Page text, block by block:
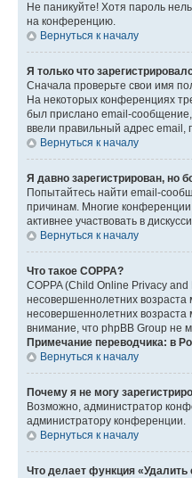
Не паникуйте! Хотя пароль
на конференцию.
Вернуться к началу
Я только что
Сначала проверьте свои имя
На некоторых конференциях
был прислано email-
ввели правильный адрес email,
Вернуться к началу
Я давно зарегистрирован, но
Попытайтесь найти email-
причинам. Многие
активнее участвовать в
Вернуться к началу
Что такое COPPA?
COPPA (Child Online Privacy
несовершеннолетних
несовершеннолетних возраста
внимание, что phpBB Group не
Примечание переводчика: в
Вернуться к началу
Почему я не могу
Возможно, администратор
администратору конференции.
Вернуться к началу
Что делает функция